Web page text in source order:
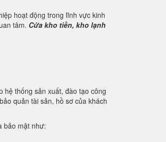
hoạt động trong lĩnh vực kinh
tâm. Cửa kho tiền, kho lạnh
hệ thống sản xuất, đào tạo công
quản tài sản, hồ sơ của khách
bảo mật như: